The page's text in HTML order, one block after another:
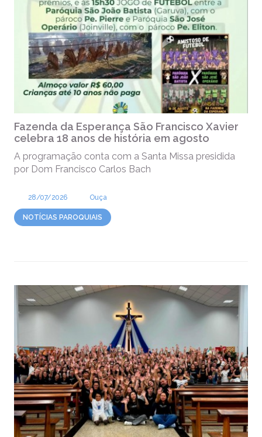
Fazenda da Esperança São Francisco Xavier
celebra 18 anos de história em agosto
A programação conta com a Santa Missa presidida
por Dom Francisco Carlos Bach
28/07/2026 Ouça
NOTÍCIAS PAROQUIAIS